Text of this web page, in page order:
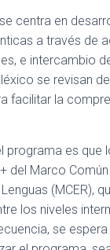
centra en
a través de
e intercambio
se revisan
facilitar la
programa es que
del Marco
(MCER),
los niveles
se